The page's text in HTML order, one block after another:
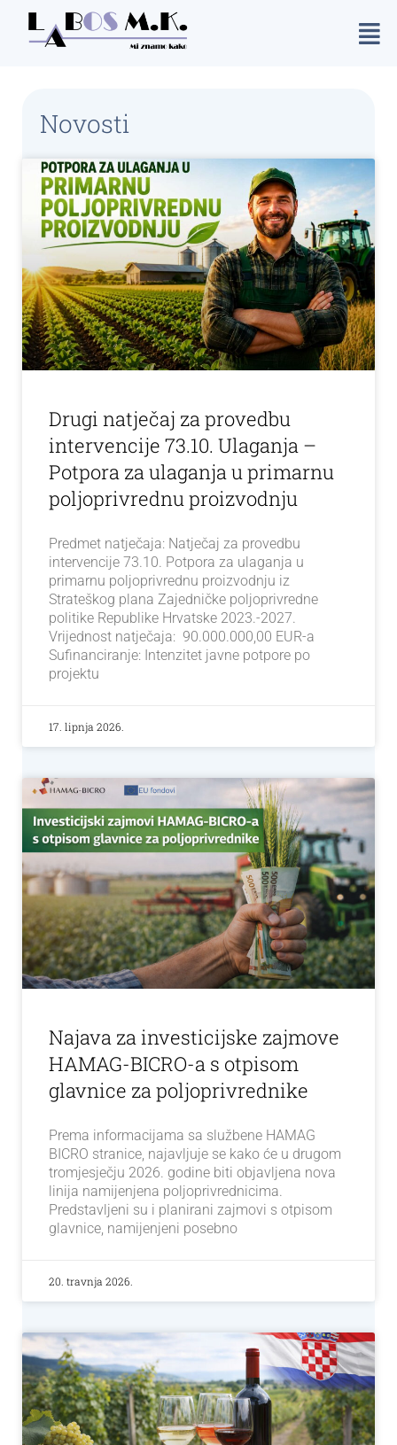
Novosti
Drugi natječaj za provedbu
intervencije 73.10. Ulaganja –
Potpora za ulaganja u primarnu
poljoprivrednu proizvodnju
Predmet natječaja: Natječaj za provedbu
intervencije 73.10. Potpora za ulaganja u
primarnu poljoprivrednu proizvodnju iz
Strateškog plana Zajedničke poljoprivredne
politike Republike Hrvatske 2023.-2027.
Vrijednost natječaja: 90.000.000,00 EUR-a
Sufinanciranje: Intenzitet javne potpore po
projektu
17. lipnja 2026.
Najava za investicijske zajmove
HAMAG-BICRO-a s otpisom
glavnice za poljoprivrednike
Prema informacijama sa službene HAMAG
BICRO stranice, najavljuje se kako će u drugom
tromjesječju 2026. godine biti objavljena nova
linija namijenjena poljoprivrednicima.
Predstavljeni su i planirani zajmovi s otpisom
glavnice, namijenjeni posebno
20. travnja 2026.